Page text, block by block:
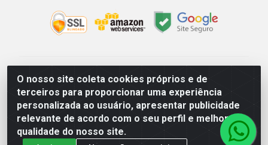
O nosso site coleta cookies próprios e de
terceiros para proporcionar uma experiência
personalizada ao usuário, apresentar publicidade
relevante de acordo com o seu perfil e melhorar a
qualidade do nosso site.
Rio Vermelho Distribuição de Alimentos LTDA - Rodovia
BR, 153, KM 52 N 00 QD 00 LT 16 - Bairro Jardim
Eldorado, Anápolis/GO - CEP 75.045-190 - CNPJ
10.912.900/0002-40